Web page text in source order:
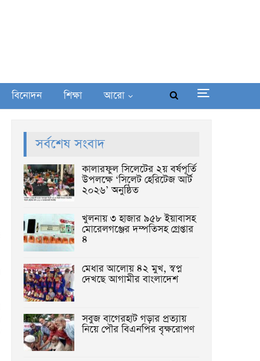
বিনোদন শিক্ষা আরো
সর্বশেষ সংবাদ
কালারফুল সিলেটের ২য় বর্ষপূর্তি
উপলক্ষে ‘সিলেট হেরিটেজ আর্ট
২০২৬’ অনুষ্ঠিত
খুলনায় ৩ হাজার ৯৫৮ ইয়াবাসহ
মোরেলগঞ্জের দম্পতিসহ গ্রেপ্তার
৪
মেধার আলোয় ৪২ মুখ, স্বপ্ন
দেখছে আগামীর বাংলাদেশ
সবুজ বাগেরহাট গড়ার প্রত্যায়
নিয়ে পৌর বিএনপির বৃক্ষরোপণ